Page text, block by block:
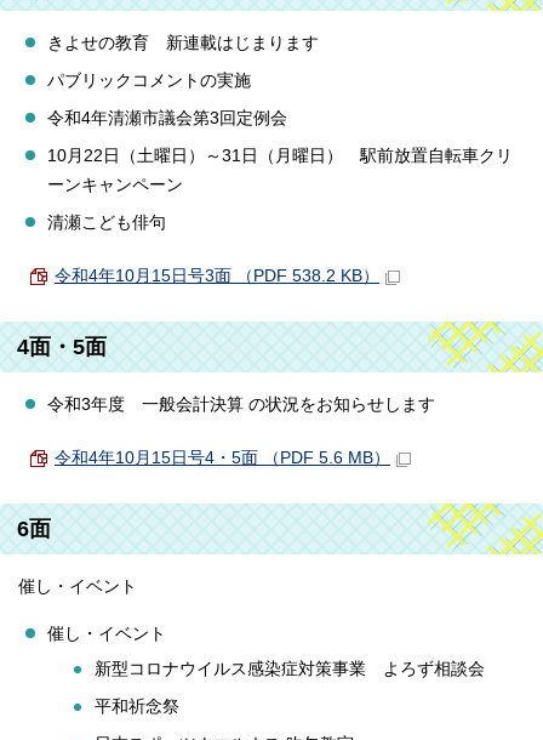
きよせの教育 新連載はじまります
パブリックコメントの実施
令和4年清瀬市議会第3回定例会
10月22日（土曜日）～31日（月曜日） 駅前放置自転車クリ
ーンキャンペーン
清瀬こども俳句
令和4年10月15日号3面 （PDF 538.2 KB）
4面・5面
令和3年度 一般会計決算 の状況をお知らせします
令和4年10月15日号4・5面 （PDF 5.6 MB）
6面
催し・イベント
催し・イベント
新型コロナウイルス感染症対策事業 よろず相談会
平和祈念祭